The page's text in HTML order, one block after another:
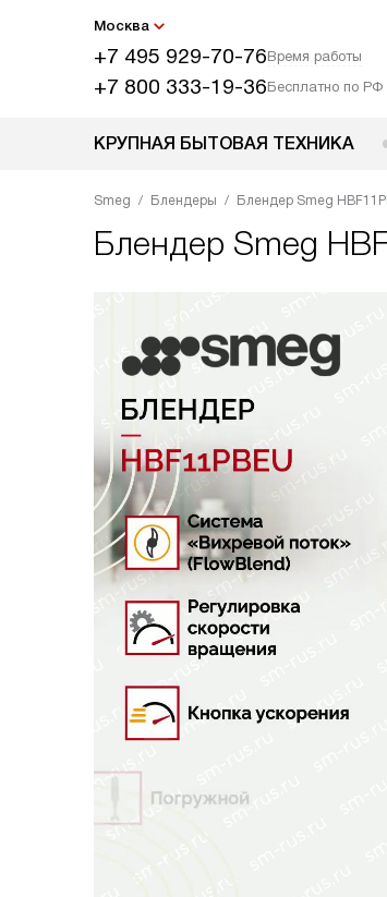
Москва
+7 495 929-70-76Время работы
+7 800 333-19-36Бесплатно по РФ
КРУПНАЯ БЫТОВАЯ ТЕХНИКА
Smeg Блендеры Блендер Smeg
Блендер Smeg